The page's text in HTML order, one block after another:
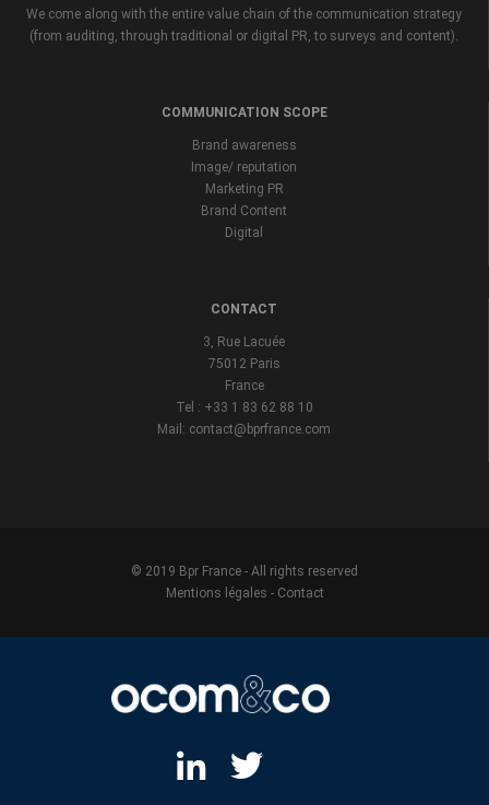
We come along with the entire value chain of the communication strategy
(from auditing, through traditional or digital PR, to surveys and content).
COMMUNICATION SCOPE
Brand awareness
Image/ reputation
Marketing PR
Brand Content
Digital
CONTACT
3, Rue Lacuée
75012 Paris
France
Tel : +33 1 83 62 88 10
Mail: contact@bprfrance.com
© 2019 Bpr France - All rights reserved
Mentions légales - Contact